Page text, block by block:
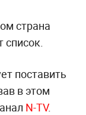
страна
поставить
в этом
N-TV.